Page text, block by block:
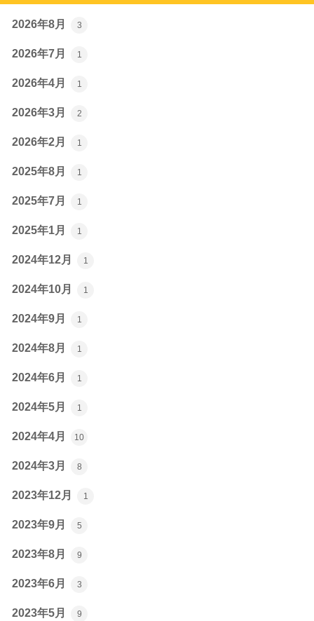
2026年8月 3
2026年7月 1
2026年4月 1
2026年3月 2
2026年2月 1
2025年8月 1
2025年7月 1
2025年1月 1
2024年12月 1
2024年10月 1
2024年9月 1
2024年8月 1
2024年6月 1
2024年5月 1
2024年4月 10
2024年3月 8
2023年12月 1
2023年9月 5
2023年8月 9
2023年6月 3
2023年5月 9